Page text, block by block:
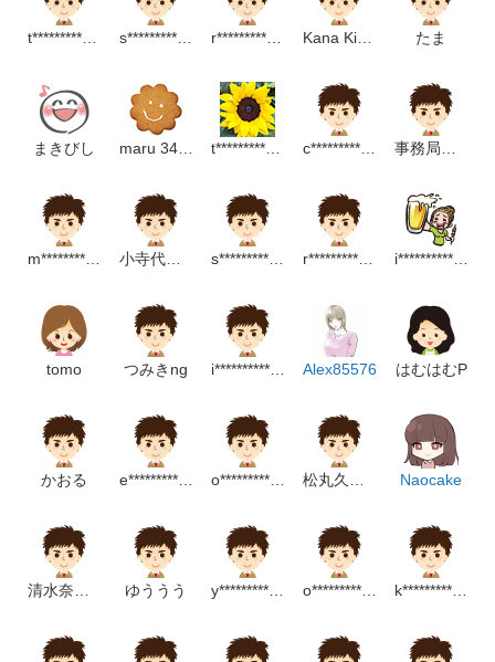
t*********************p s**********************m r************************m Kana Kinoshita たま
まきびし maru 343 (osashimiiie) t*****************p c*********************m 事務局住まい教育推進協会
m*****************m 小寺代里香 s********************p r*******************c i**************p
tomo つみきng i************************p Alex85576 はむはむP
かおる e**********************p o*******************m 松丸久美子 Naocake
清水奈穂美 ゆううう y****************m o**********************p k*****************m